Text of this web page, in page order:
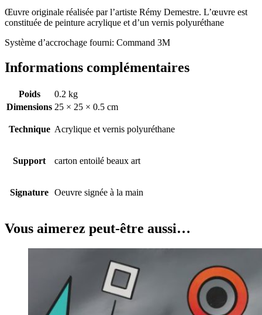
Œuvre originale réalisée par l’artiste Rémy Demestre. L’œuvre est
constituée de peinture acrylique et d’un vernis polyuréthane
Système d’accrochage fourni: Command 3M
Informations complémentaires
Poids
0.2 kg
Dimensions 25 × 25 × 0.5 cm
Technique Acrylique et vernis polyuréthane
Support carton entoilé beaux art
Signature Oeuvre signée à la main
Vous aimerez peut-être aussi…